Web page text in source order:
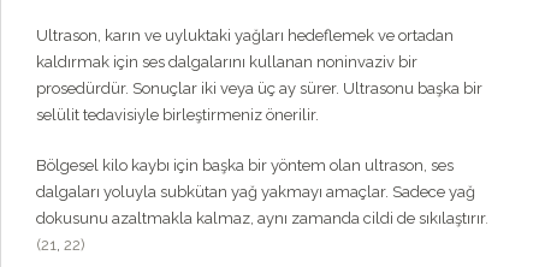
Ultrason, karın ve uyluktaki yağları hedeflemek ve ortadan
kaldırmak için ses dalgalarını kullanan noninvaziv bir
prosedürdür. Sonuçlar iki veya üç ay sürer. Ultrasonu başka bir
selülit tedavisiyle birleştirmeniz önerilir.
Bölgesel kilo kaybı için başka bir yöntem olan ultrason, ses
dalgaları yoluyla subkütan yağ yakmayı amaçlar. Sadece yağ
dokusunu azaltmakla kalmaz, aynı zamanda cildi de sıkılaştırır.
(21 22)